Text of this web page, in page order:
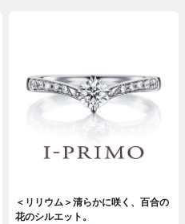
＜リリウム＞清らかに咲く、百合の
花のシルエット。